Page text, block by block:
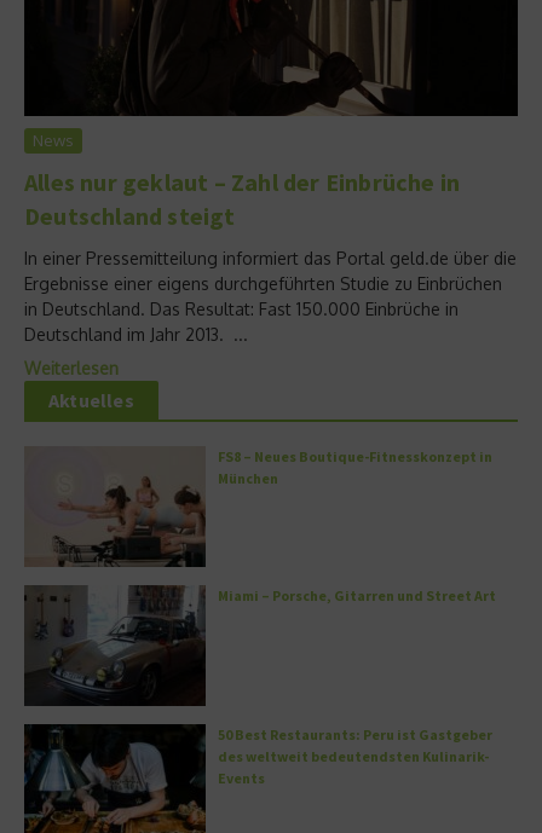
News
Alles nur geklaut – Zahl der Einbrüche in
Deutschland steigt
In einer Pressemitteilung informiert das Portal geld.de über die
Ergebnisse einer eigens durchgeführten Studie zu Einbrüchen
in Deutschland. Das Resultat: Fast 150.000 Einbrüche in
Deutschland im Jahr 2013. ...
Weiterlesen
Aktuelles
FS8 – Neues Boutique-Fitnesskonzept in
München
Miami – Porsche, Gitarren und Street Art
50 Best Restaurants: Peru ist Gastgeber
des weltweit bedeutendsten Kulinarik-
Events